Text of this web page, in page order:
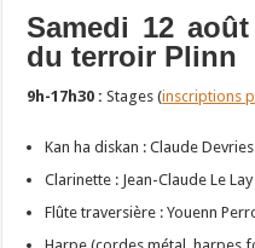
Samedi 12
du terroir Plinn
9h-17h30 : Stages (inscriptions
Kan ha diskan : Claude
Clarinette : Jean-Claude Le
Flûte traversière : Youenn